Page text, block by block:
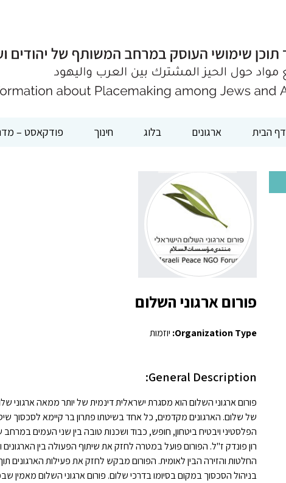
דף הבית ארגונים בלוג חינוך פודקאסט –
פורום ארגוני השלום
Organization Type: יוזמות
General Description:
פורום ארגוני השלום הוא מסגרת ישראלית דינמית של יותר ממאה ארגוני
של שלום. הארגונים מקדמים, כל אחד בשיטתו פתרון בר קיימא
הפלסטיני ויבטיח ביטחון, חופש, כבוד ושכנות טובה בין שני העמים במרחב
רון פונדק ז"ל. הפורום פועל במטרה לחזק את שיתוף הפעולה בין
החלטות והזירה הבין לאומית. הפורום מבקש לחזק את פעילות הארגונים
בניהול הסכסוך במקום בסיומו בדרכי שלום. פורום ארגוני השלום מאמין